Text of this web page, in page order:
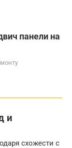
панели на
и
схожести с